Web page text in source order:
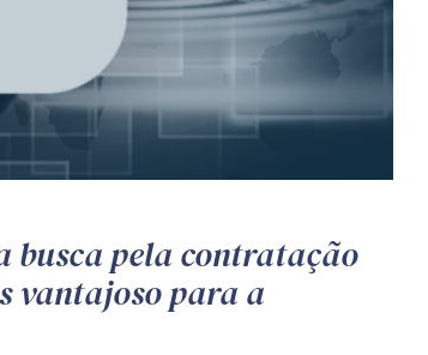
busca pela contratação
vantajoso para a